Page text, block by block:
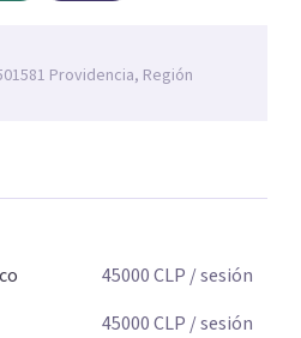
Providencia, Región
45000CLP / sesión
45000CLP / sesión